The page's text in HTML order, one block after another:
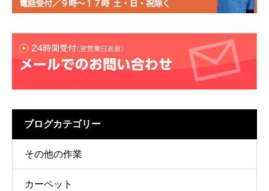
ブログカテゴリー
その他の作業
カーペット